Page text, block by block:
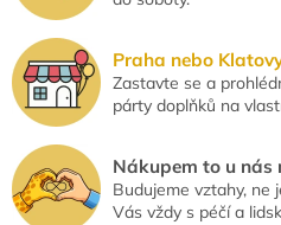
u
Praha nebo
Zastavte se a
párty doplňků na
Nákupem to u nás
Budujeme vztahy, ne
Vás vždy s péčí a